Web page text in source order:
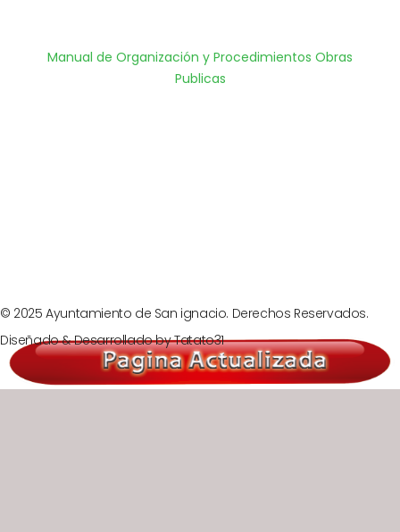
Manual de Organización y Procedimientos Obras
Publicas
© 2025 Ayuntamiento de San ignacio. Derechos Reservados.
Diseñado & Desarrollado byTatato31